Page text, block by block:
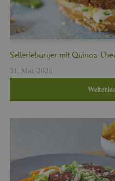
Sel­le­rie­bur­ger mit Qui­noa-
31. Mai, 2026